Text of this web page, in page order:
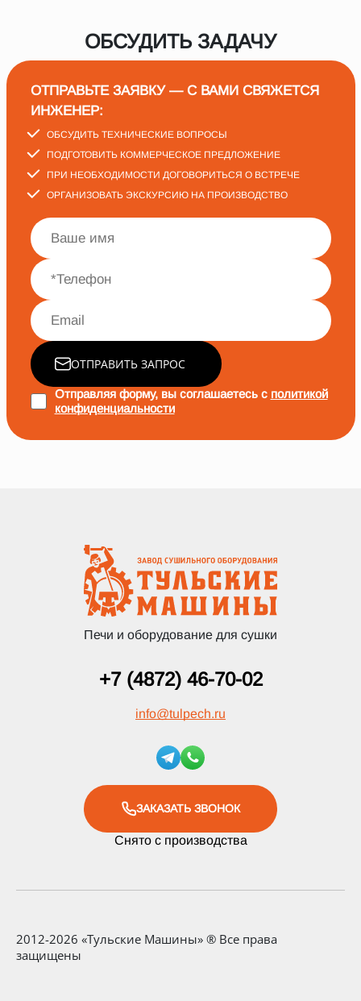
ОБСУДИТЬ ЗАДАЧУ
ОТПРАВЬТЕ ЗАЯВКУ — С ВАМИ СВЯЖЕТСЯ
ИНЖЕНЕР:
ОБСУДИТЬ ТЕХНИЧЕСКИЕ ВОПРОСЫ
ПОДГОТОВИТЬ КОММЕРЧЕСКОЕ ПРЕДЛОЖЕНИЕ
ПРИ НЕОБХОДИМОСТИ ДОГОВОРИТЬСЯ О ВСТРЕЧЕ
ОРГАНИЗОВАТЬ ЭКСКУРСИЮ НА ПРОИЗВОДСТВО
ОТПРАВИТЬ ЗАПРОС
Отправляя форму, вы соглашаетесь с политикой
конфиденциальности
Печи и оборудование для сушки
+7 (4872) 46-70-02
info@tulpech.ru
ЗАКАЗАТЬ ЗВОНОК
Снято с производства
2012-2026 «Тульские Машины» ® Все права
защищены